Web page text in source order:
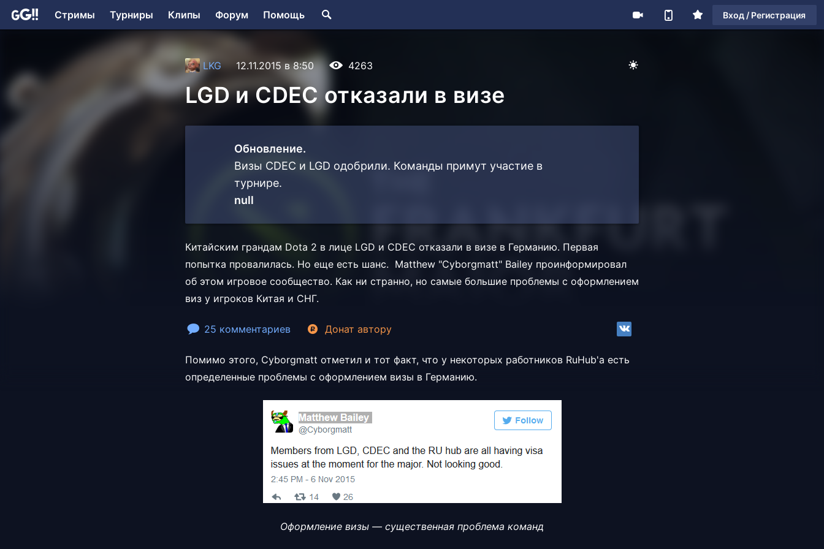
Стримы Турниры Клипы Форум Помощь Вход / Регистрация
LKG 12.11.2015 в 8:50 4263
LGD и CDEC отказали в визе
Обновление.
Визы CDEC и LGD одобрили. Команды примут участие в
турнире.
null
Китайским грандам Dota 2 в лице LGD и CDEC отказали в визе в Германию. Первая
попытка провалилась. Но еще есть шанс. Matthew "Cyborgmatt" Bailey проинформировал
об этом игровое сообщество. Как ни странно, но самые большие проблемы с оформлением
виз у игроков Китая и СНГ.
25 комментариев Донат автору
Помимо этого, Cyborgmatt отметил и тот факт, что у некоторых работников RuHub'a есть
определенные проблемы с оформлением визы в Германию.
Оформление визы — существенная проблема команд